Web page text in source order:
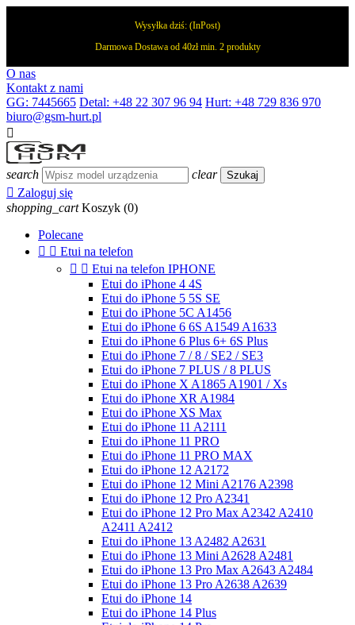
Wysyłka dziś: (InPost)
Darmowa Dostawa od 40zł min. 2 produkty
O nas
Kontakt z nami
GG: 7445665 Detal: +48 22 307 96 94 Hurt: +48 729 836 970
biuro@gsm-hurt.pl

search clear Szukaj
 Zaloguj się
shopping_cart Koszyk (0)
Polecane
  Etui na telefon
  Etui na telefon IPHONE
Etui do iPhone 4 4S
Etui do iPhone 5 5S SE
Etui do iPhone 5C A1456
Etui do iPhone 6 6S A1549 A1633
Etui do iPhone 6 Plus 6+ 6S Plus
Etui do iPhone 7 / 8 / SE2 / SE3
Etui do iPhone 7 PLUS / 8 PLUS
Etui do iPhone X A1865 A1901 / Xs
Etui do iPhone XR A1984
Etui do iPhone XS Max
Etui do iPhone 11 A2111
Etui do iPhone 11 PRO
Etui do iPhone 11 PRO MAX
Etui do iPhone 12 A2172
Etui do iPhone 12 Mini A2176 A2398
Etui do iPhone 12 Pro A2341
Etui do iPhone 12 Pro Max A2342 A2410
A2411 A2412
Etui do iPhone 13 A2482 A2631
Etui do iPhone 13 Mini A2628 A2481
Etui do iPhone 13 Pro Max A2643 A2484
Etui do iPhone 13 Pro A2638 A2639
Etui do iPhone 14
Etui do iPhone 14 Plus